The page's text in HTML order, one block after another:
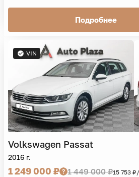
Подробнее
VIN
Volkswagen Passat
2016 г.
1 249 000 ₽ 1 449 000 ₽15 753